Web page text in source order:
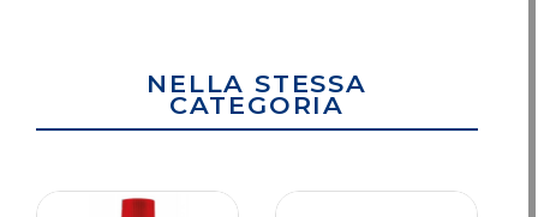
NELLA STESSA
CATEGORIA